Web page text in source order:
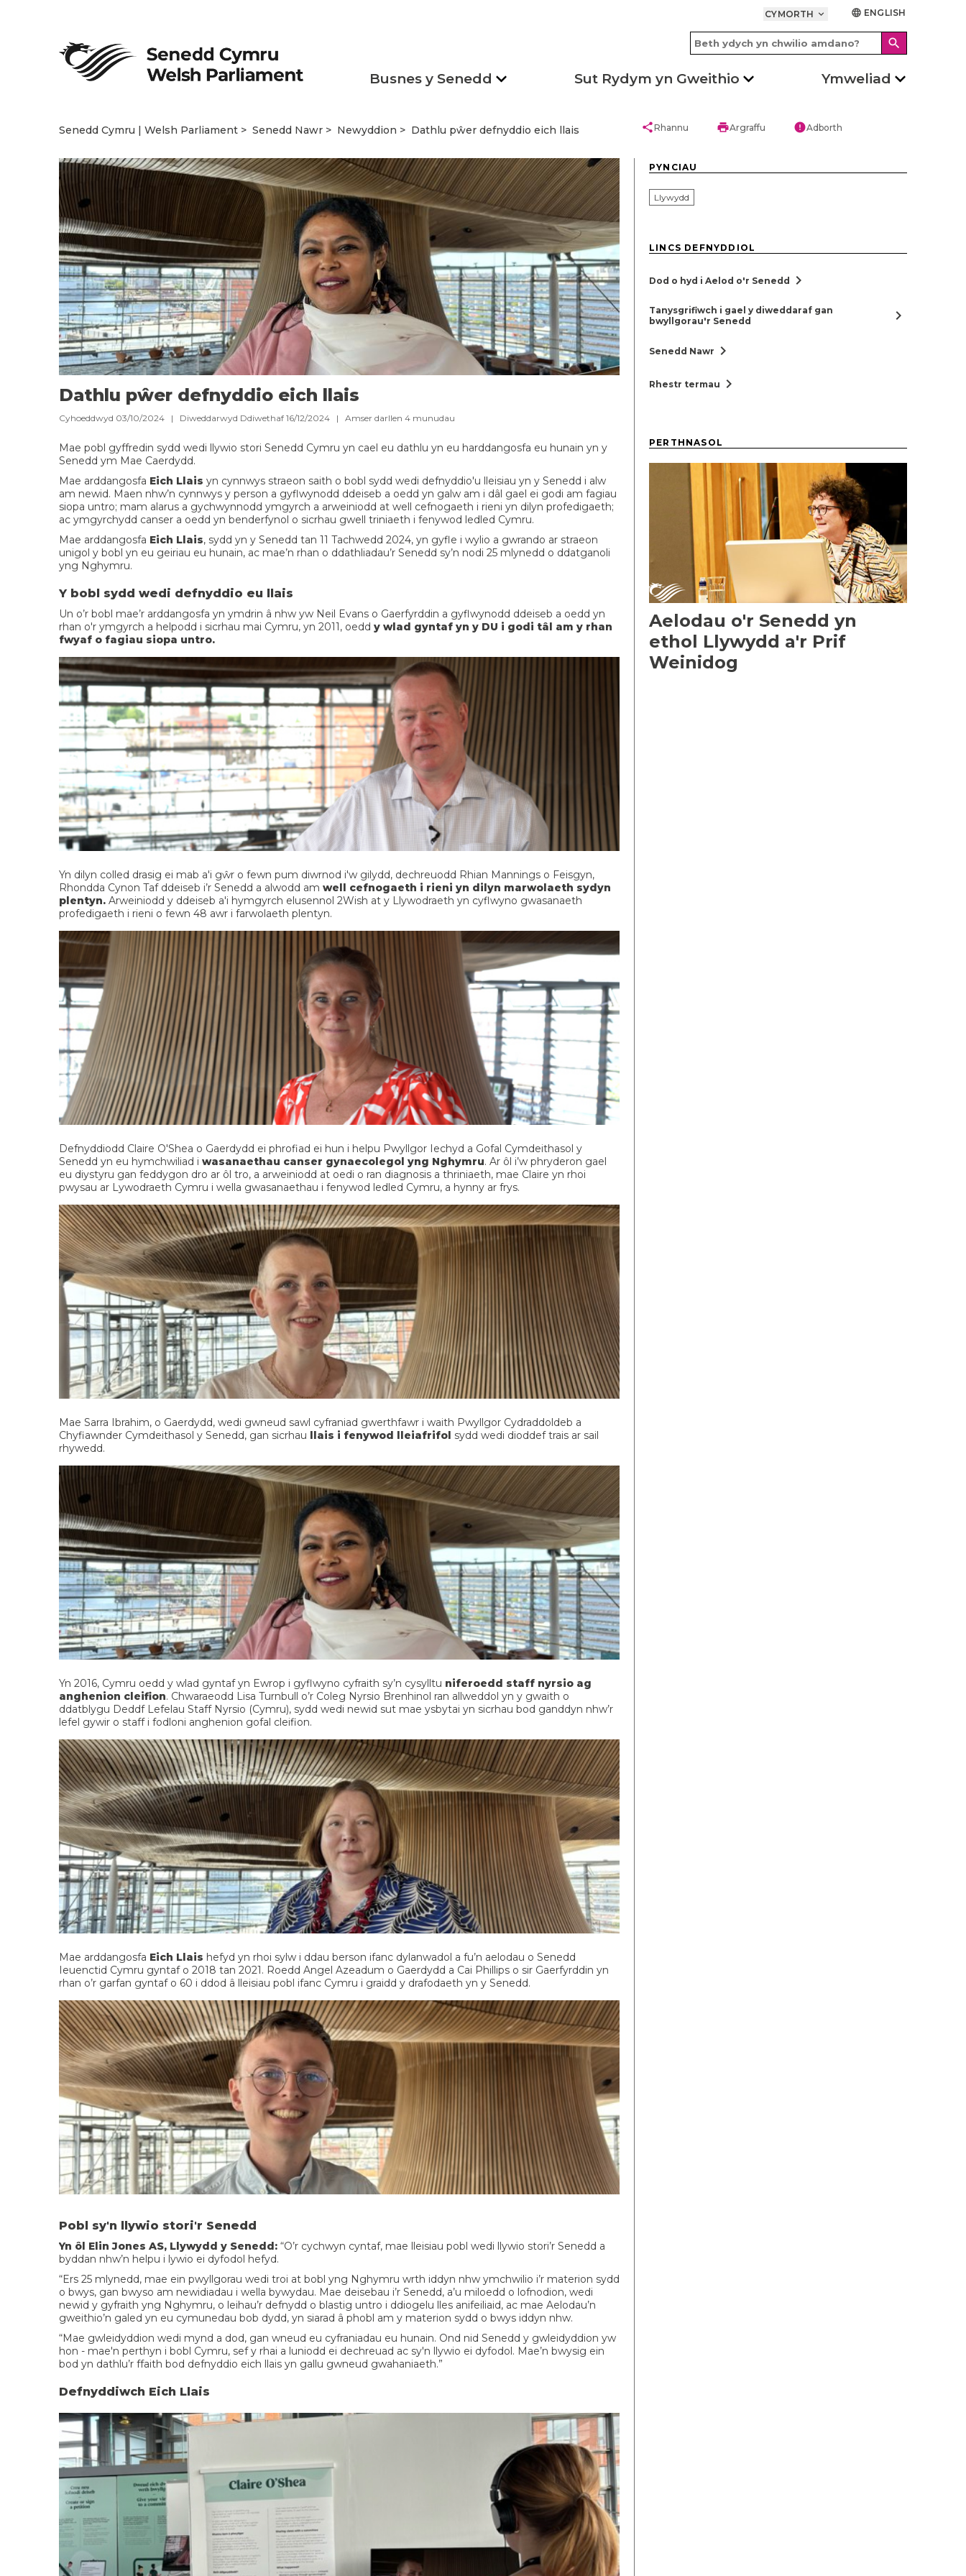
CYMORTH keyboard_arrow_down language ENGLISH
search
Busnes y Senedd Sut Rydym yn Gweithio Ymweliad
Senedd Cymru | Welsh Parliament Senedd Nawr Newyddion Dathlu pŵer defnyddio eich llais shareRhannu printArgraffu errorAdborth
Dathlu pŵer defnyddio eich llais
Cyhoeddwyd 03/10/2024 | Diweddarwyd Ddiwethaf 16/12/2024 | Amser darllen 4 munudau
Mae pobl gyffredin sydd wedi llywio stori Senedd Cymru yn cael eu dathlu yn eu harddangosfa eu hunain yn y
Senedd ym Mae Caerdydd.
Mae arddangosfa Eich Llais yn cynnwys straeon saith o bobl sydd wedi defnyddio'u lleisiau yn y Senedd i alw
am newid. Maen nhw’n cynnwys y person a gyflwynodd ddeiseb a oedd yn galw am i dâl gael ei godi am fagiau
siopa untro; mam alarus a gychwynnodd ymgyrch a arweiniodd at well cefnogaeth i rieni yn dilyn profedigaeth;
ac ymgyrchydd canser a oedd yn benderfynol o sicrhau gwell triniaeth i fenywod ledled Cymru.
Mae arddangosfa Eich Llais, sydd yn y Senedd tan 11 Tachwedd 2024, yn gyfle i wylio a gwrando ar straeon
unigol y bobl yn eu geiriau eu hunain, ac mae’n rhan o ddathliadau’r Senedd sy’n nodi 25 mlynedd o ddatganoli
yng Nghymru.
Y bobl sydd wedi defnyddio eu llais
Un o’r bobl mae’r arddangosfa yn ymdrin â nhw yw Neil Evans o Gaerfyrddin a gyflwynodd ddeiseb a oedd yn
rhan o'r ymgyrch a helpodd i sicrhau mai Cymru, yn 2011, oedd y wlad gyntaf yn y DU i godi tâl am y rhan
fwyaf o fagiau siopa untro.
Yn dilyn colled drasig ei mab a'i gŵr o fewn pum diwrnod i'w gilydd, dechreuodd Rhian Mannings o Feisgyn,
Rhondda Cynon Taf ddeiseb i’r Senedd a alwodd am well cefnogaeth i rieni yn dilyn marwolaeth sydyn
plentyn. Arweiniodd y ddeiseb a'i hymgyrch elusennol 2Wish at y Llywodraeth yn cyflwyno gwasanaeth
profedigaeth i rieni o fewn 48 awr i farwolaeth plentyn.
Defnyddiodd Claire O'Shea o Gaerdydd ei phrofiad ei hun i helpu Pwyllgor Iechyd a Gofal Cymdeithasol y
Senedd yn eu hymchwiliad i wasanaethau canser gynaecolegol yng Nghymru. Ar ôl i’w phryderon gael
eu diystyru gan feddygon dro ar ôl tro, a arweiniodd at oedi o ran diagnosis a thriniaeth, mae Claire yn rhoi
pwysau ar Lywodraeth Cymru i wella gwasanaethau i fenywod ledled Cymru, a hynny ar frys.
Mae Sarra Ibrahim, o Gaerdydd, wedi gwneud sawl cyfraniad gwerthfawr i waith Pwyllgor Cydraddoldeb a
Chyfiawnder Cymdeithasol y Senedd, gan sicrhau llais i fenywod lleiafrifol sydd wedi dioddef trais ar sail
rhywedd.
Yn 2016, Cymru oedd y wlad gyntaf yn Ewrop i gyflwyno cyfraith sy’n cysylltu niferoedd staff nyrsio ag
anghenion cleifion. Chwaraeodd Lisa Turnbull o’r Coleg Nyrsio Brenhinol ran allweddol yn y gwaith o
ddatblygu Deddf Lefelau Staff Nyrsio (Cymru), sydd wedi newid sut mae ysbytai yn sicrhau bod ganddyn nhw’r
lefel gywir o staff i fodloni anghenion gofal cleifion.
Mae arddangosfa Eich Llais hefyd yn rhoi sylw i ddau berson ifanc dylanwadol a fu’n aelodau o Senedd
Ieuenctid Cymru gyntaf o 2018 tan 2021. Roedd Angel Azeadum o Gaerdydd a Cai Phillips o sir Gaerfyrddin yn
rhan o’r garfan gyntaf o 60 i ddod â lleisiau pobl ifanc Cymru i graidd y drafodaeth yn y Senedd.
Pobl sy'n llywio stori'r Senedd
Yn ôl Elin Jones AS, Llywydd y Senedd: “O’r cychwyn cyntaf, mae lleisiau pobl wedi llywio stori’r Senedd a
byddan nhw’n helpu i lywio ei dyfodol hefyd.
“Ers 25 mlynedd, mae ein pwyllgorau wedi troi at bobl yng Nghymru wrth iddyn nhw ymchwilio i’r materion sydd
o bwys, gan bwyso am newidiadau i wella bywydau. Mae deisebau i’r Senedd, a’u miloedd o lofnodion, wedi
newid y gyfraith yng Nghymru, o leihau’r defnydd o blastig untro i ddiogelu lles anifeiliaid, ac mae Aelodau’n
gweithio’n galed yn eu cymunedau bob dydd, yn siarad â phobl am y materion sydd o bwys iddyn nhw.
“Mae gwleidyddion wedi mynd a dod, gan wneud eu cyfraniadau eu hunain. Ond nid Senedd y gwleidyddion yw
hon - mae'n perthyn i bobl Cymru, sef y rhai a luniodd ei dechreuad ac sy'n llywio ei dyfodol. Mae’n bwysig ein
bod yn dathlu’r ffaith bod defnyddio eich llais yn gallu gwneud gwahaniaeth.”
Defnyddiwch Eich Llais
PYNCIAU
Llywydd
LINCS DEFNYDDIOL
Dod o hyd i Aelod o'r Senedd chevron_right
Tanysgrifiwch i gael y diweddaraf gan
bwyllgorau'r Senedd
chevron_right
Senedd Nawr chevron_right
Rhestr termau chevron_right
PERTHNASOL
Aelodau o'r Senedd yn
ethol Llywydd a'r Prif
Weinidog